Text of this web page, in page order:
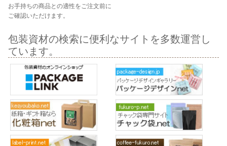
お手持ちの商品との適性をご注文前に
ご確認いただけます。
包装資材の検索に便利なサイトを多数運営し
ています。